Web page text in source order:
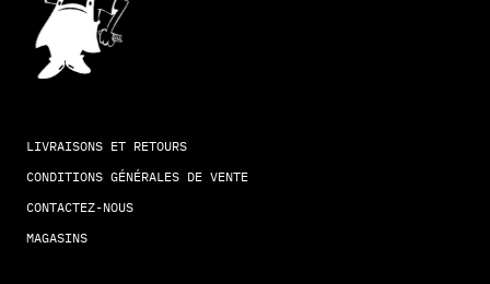
LIVRAISONS ET RETOURS
CONDITIONS GÉNÉRALES DE VENTE
CONTACTEZ-NOUS
MAGASINS